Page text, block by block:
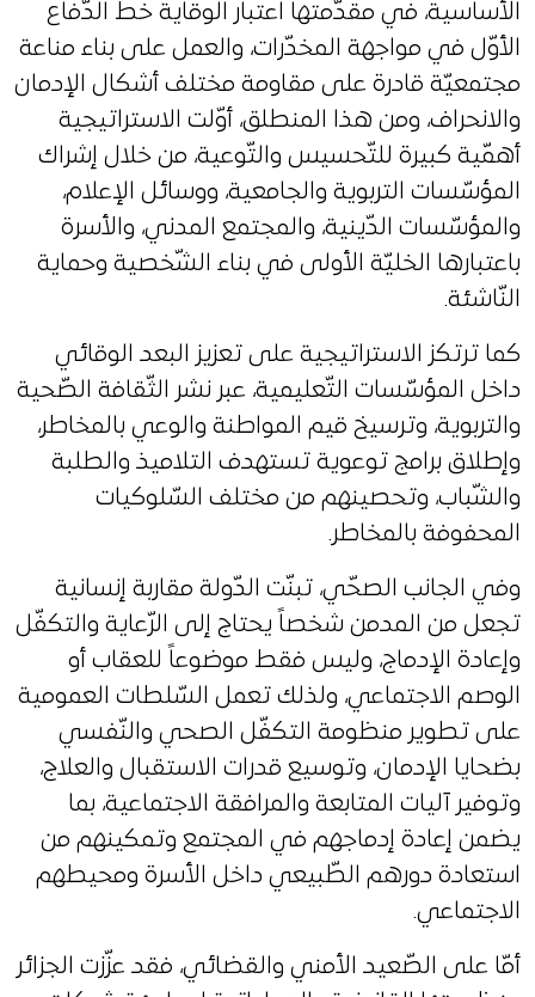
الأساسية، في مقدّمتها اعتبار الوقاية خط الدّفاع
الأوّل في مواجهة المخدّرات، والعمل على بناء مناعة
مجتمعيّة قادرة على مقاومة مختلف أشكال الإدمان
والانحراف، ومن هذا المنطلق، أوّلت الاستراتيجية
أهمّية كبيرة للتّحسيس والتّوعية، من خلال إشراك
المؤسّسات التربوية والجامعية، ووسائل الإعلام،
والمؤسّسات الدّينية، والمجتمع المدني، والأسرة
باعتبارها الخليّة الأولى في بناء الشّخصية وحماية
النّاشئة.
كما ترتكز الاستراتيجية على تعزيز البعد الوقائي
داخل المؤسّسات التّعليمية، عبر نشر الثّقافة الصّحية
والتربوية، وترسيخ قيم المواطنة والوعي بالمخاطر،
وإطلاق برامج توعوية تستهدف التلاميذ والطلبة
والشّباب، وتحصينهم من مختلف السّلوكيات
المحفوفة بالمخاطر.
وفي الجانب الصحّي، تبنّت الدّولة مقاربة إنسانية
تجعل من المدمن شخصاً يحتاج إلى الرّعاية والتكفّل
وإعادة الإدماج، وليس فقط موضوعاً للعقاب أو
الوصم الاجتماعي، ولذلك تعمل السّلطات العمومية
على تطوير منظومة التكفّل الصحي والنّفسي
بضحايا الإدمان، وتوسيع قدرات الاستقبال والعلاج،
وتوفير آليات المتابعة والمرافقة الاجتماعية، بما
يضمن إعادة إدماجهم في المجتمع وتمكينهم من
استعادة دورهم الطّبيعي داخل الأسرة ومحيطهم
الاجتماعي.
أمّا على الصّعيد الأمني والقضائي، فقد عزّزت الجزائر